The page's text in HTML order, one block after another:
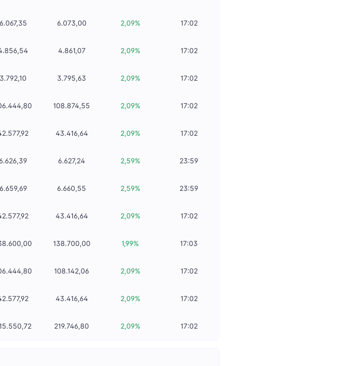
6.067,35 6.073,00 2,09% 17:02
4.861,07 2,09% 17:02
3.792,10 3.795,63 2,09% 17:02
108.874,55 2,09% 17:02
43.416,64 2,09% 17:02
6.627,24 2,59% 23:59
6.659,69 6.660,55 2,59% 23:59
43.416,64 2,09% 17:02
138.700,00 1,99% 17:03
108.142,06 2,09% 17:02
43.416,64 2,09% 17:02
219.746,80 2,09% 17:02